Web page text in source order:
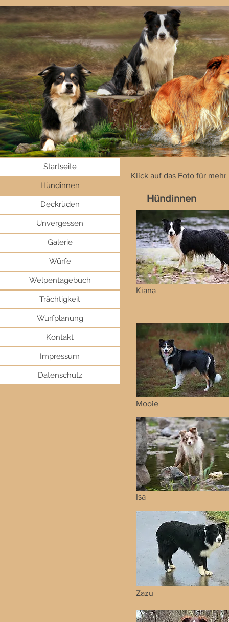
Startseite
Hündinnen
Deckrüden
Unvergessen
Galerie
Würfe
Welpentagebuch
Trächtigkeit
Wurfplanung
Kontakt
Impressum
Datenschutz
Klick auf das Foto für
Hündinnen
Kiana
Mooie
Isa
Zazu